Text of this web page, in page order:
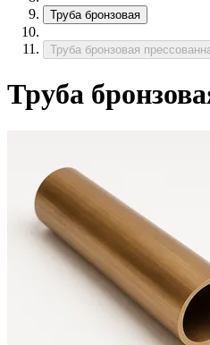
Труба бронзовая
Труба бронзовая
Труба